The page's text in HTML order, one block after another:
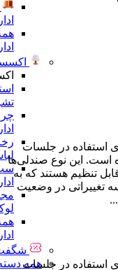
شگفت
همه
استفاده در جلسات
این نوع صندلی‌ها
تنظیم هستند که به
تغییراتی در وضعیت
استفاده در جلسات